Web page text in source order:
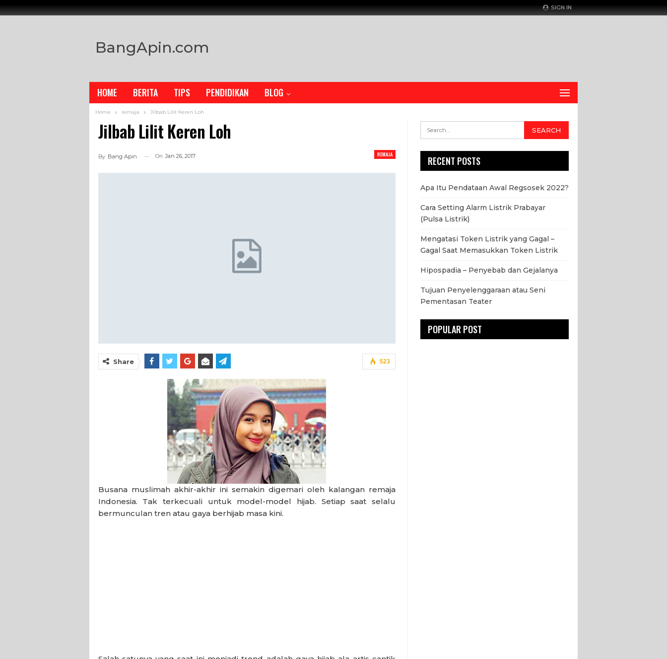
SIGN IN
BangApin.com
HOME BERITA TIPS PENDIDIKAN BLOG
Home remaja Jilbab Lilit Keren Loh
Jilbab Lilit Keren Loh
REMAJA
By Bang Apin On Jan 26, 2017
523
Share
Busana muslimah akhir-akhir ini semakin digemari oleh kalangan remaja
Indonesia. Tak terkecuali untuk model-model hijab. Setiap saat selalu
bermunculan tren atau gaya berhijab masa kini.
RECENT POSTS
Apa Itu Pendataan Awal Regsosek 2022?
Cara Setting Alarm Listrik Prabayar
(Pulsa Listrik)
Mengatasi Token Listrik yang Gagal –
Gagal Saat Memasukkan Token Listrik
Hipospadia – Penyebab dan Gejalanya
Tujuan Penyelenggaraan atau Seni
Pementasan Teater
POPULAR POST